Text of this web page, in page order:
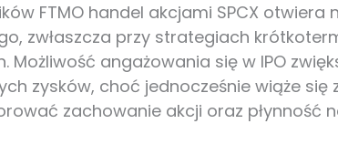
FTMO handel akcjami SPCX
zwłaszcza przy strategiach
Możliwość angażowania się w IPO
zysków, choć jednocześnie wiąże się
zachowanie akcji oraz płynność